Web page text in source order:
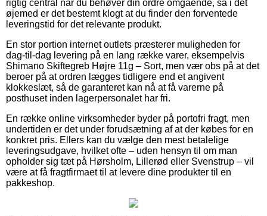
rigtig central når du behøver din ordre omgående, så i det
øjemed er det bestemt klogt at du finder den forventede
leveringstid for det relevante produkt.
En stor portion internet outlets præsterer muligheden for
dag-til-dag levering på en lang række varer, eksempelvis
Shimano Skiftegreb Højre 11g – Sort, men vær obs på at det
beroer på at ordren lægges tidligere end et angivent
klokkeslæt, så de garanteret kan nå at få varerne på
posthuset inden lagerpersonalet har fri.
En række online virksomheder byder på portofri fragt, men
undertiden er det under forudsætning af at der købes for en
konkret pris. Ellers kan du vælge den mest betalelige
leveringsudgave, hvilket ofte – uden hensyn til om man
opholder sig tæt på Hørsholm, Lillerød eller Svenstrup – vil
være at få fragtfirmaet til at levere dine produkter til en
pakkeshop.